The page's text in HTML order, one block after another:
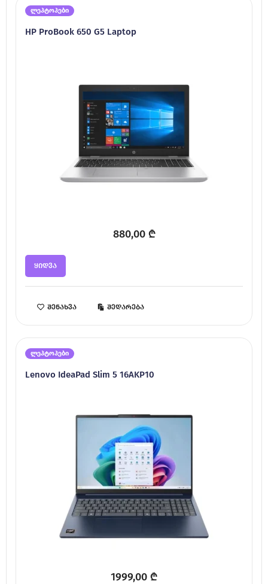
ლეპტოპები
HP ProBook 650 G5 Laptop
880,00 ₾
ყიდვა
შენახვა შედარება
ლეპტოპები
Lenovo IdeaPad Slim 5 16AKP10
1999,00 ₾